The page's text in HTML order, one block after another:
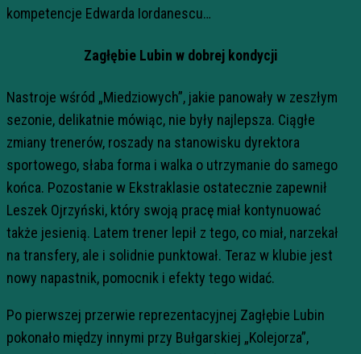
kompetencje Edwarda Iordanescu…
Zagłębie Lubin w dobrej kondycji
Nastroje wśród „Miedziowych”, jakie panowały w zeszłym
sezonie, delikatnie mówiąc, nie były najlepsza. Ciągłe
zmiany trenerów, roszady na stanowisku dyrektora
sportowego, słaba forma i walka o utrzymanie do samego
końca. Pozostanie w Ekstraklasie ostatecznie zapewnił
Leszek Ojrzyński, który swoją pracę miał kontynuować
także jesienią. Latem trener lepił z tego, co miał, narzekał
na transfery, ale i solidnie punktował. Teraz w klubie jest
nowy napastnik, pomocnik i efekty tego widać.
Po pierwszej przerwie reprezentacyjnej Zagłębie Lubin
pokonało między innymi przy Bułgarskiej „Kolejorza”,